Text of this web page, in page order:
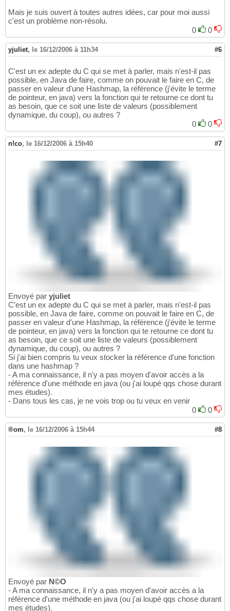
Mais je suis ouvert à toutes autres idées, car pour moi aussi
c'est un problème non-résolu.
0
0
yjuliet, le 16/12/2006 à 11h34 #6
C'est un ex adepte du C qui se met à parler, mais n'est-il pas
possible, en Java de faire, comme on pouvait le faire en C, de
passer en valeur d'une Hashmap, la référence (j'évite le terme
de pointeur, en java) vers la fonction qui te retourne ce dont tu
as besoin, que ce soit une liste de valeurs (possiblement
dynamique, du coup), ou autres ?
0
0
n!co, le 16/12/2006 à 15h40 #7
Envoyé par yjuliet
C'est un ex adepte du C qui se met à parler, mais n'est-il pas
possible, en Java de faire, comme on pouvait le faire en C, de
passer en valeur d'une Hashmap, la référence (j'évite le terme
de pointeur, en java) vers la fonction qui te retourne ce dont tu
as besoin, que ce soit une liste de valeurs (possiblement
dynamique, du coup), ou autres ?
Si j'ai bien compris tu veux stocker la référence d'une fonction
dans une hashmap ?
- A ma connaissance, il n'y a pas moyen d'avoir accès a la
référence d'une méthode en java (ou j'ai loupé qqs chose durant
mes études).
- Dans tous les cas, je ne vois trop ou tu veux en venir
0
0
®om, le 16/12/2006 à 15h44 #8
Envoyé par N©O
- A ma connaissance, il n'y a pas moyen d'avoir accès a la
référence d'une méthode en java (ou j'ai loupé qqs chose durant
mes études).